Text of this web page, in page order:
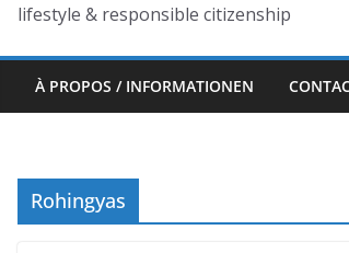
lifestyle & responsible citizenship
À PROPOS / INFORMATIONEN
Rohingyas